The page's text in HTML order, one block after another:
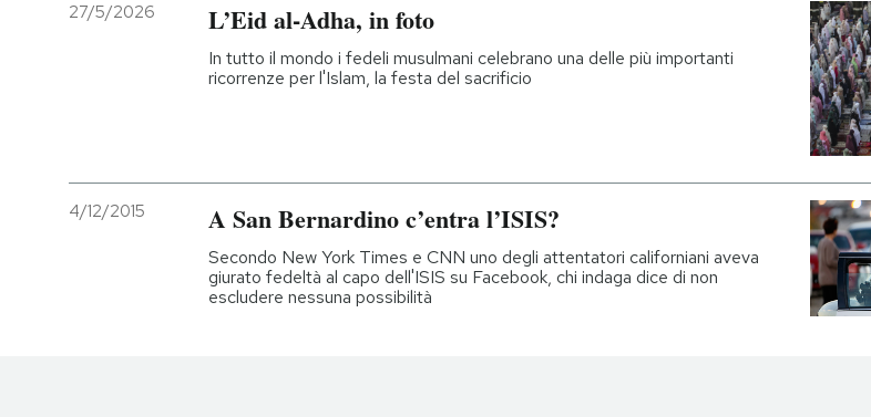
27/5/2026 L’Eid al-Adha, in foto
In tutto il mondo i fedeli musulmani celebrano una delle più importanti
ricorrenze per l'Islam, la festa del sacrificio
4/12/2015 A San Bernardino c’entra l’ISIS?
Secondo New York Times e CNN uno degli attentatori californiani aveva
giurato fedeltà al capo dell'ISIS su Facebook, chi indaga dice di non
escludere nessuna possibilità